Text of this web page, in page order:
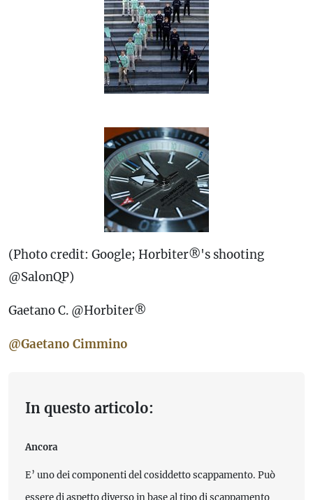
(Photo credit: Google; Horbiter®'s shooting
@SalonQP)
Gaetano C. @Horbiter®
@Gaetano Cimmino
In questo articolo:
Ancora
E’ uno dei componenti del cosiddetto scappamento. Può
essere di aspetto diverso in base al tipo di scappamento